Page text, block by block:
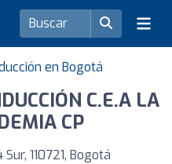
en Bogotá
C.E.A LA
CP
110721, Bogotá